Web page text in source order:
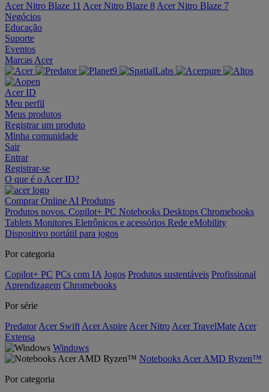
Acer Nitro Blaze 11 Acer Nitro Blaze 8 Acer Nitro Blaze 7
Negócios
Educação
Suporte
Eventos
Marcas Acer
Acer ID
Meu perfil
Meus produtos
Registrar um produto
Minha comunidade
Sair
Entrar
Registrar-se
O que é o Acer ID?
Comprar Online AI Produtos
Produtos novos. Copilot+ PC Notebooks Desktops Chromebooks
Tablets Monitores Eletrônicos e acessórios Rede eMobility
Dispositivo portátil para jogos
Por categoria
Copilot+ PC PCs com IA Jogos Produtos sustentáveis Profissional
Aprendizagem Chromebooks
Por série
Predator Acer Swift Acer Aspire Acer Nitro Acer TravelMate Acer
Extensa
Windows
Notebooks Acer AMD Ryzen™
Por categoria